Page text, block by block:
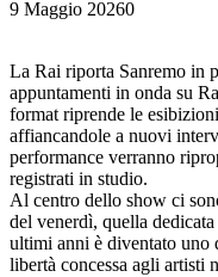
9 Maggio 20260
La Rai riporta Sanremo in
appuntamenti in onda su
format riprende le
affiancandole a nuovi
performance verranno
registrati in studio.
Al centro dello show ci
del venerdì, quella
ultimi anni è diventato uno
libertà concessa agli artisti